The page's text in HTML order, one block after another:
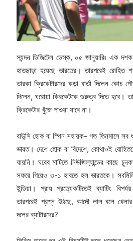
স্যন্দন ডিজিটেল ডেস্ক, ০৫ জানুয়ারিঃ এক
হাতছাড়া হয়েছে ভারতের। তারপরেই রোহিত
তারকা ক্রিকেটারদের কড়া বার্তা দিলেন কোচ
দিলেন, ঘরোয়া ক্রিকেটকে গুরুত্ব দিতে হবে।
ক্রিকেটার খুঁজে পাওয়া যাবে না।
বাউন্সি হোক বা স্পিন সহায়ক- গত তিনমাসে সব
ভারত। দেশে হোক বা বিদেশে, কোথাওই
যায়নি। ঘরের মাটিতে নিউজিল্যান্ডের কাছে
সফরে গিয়েও ৩-১ হারতে হল ভারতকে।
ইন্ডিয়া। প্রায় প্রত্যেকটিতেই ব্যাটিং
তারপরেই প্রশ্ন উঠছে, আদৌ লাল বলে খেলার
দলের ব্যাটারদের?